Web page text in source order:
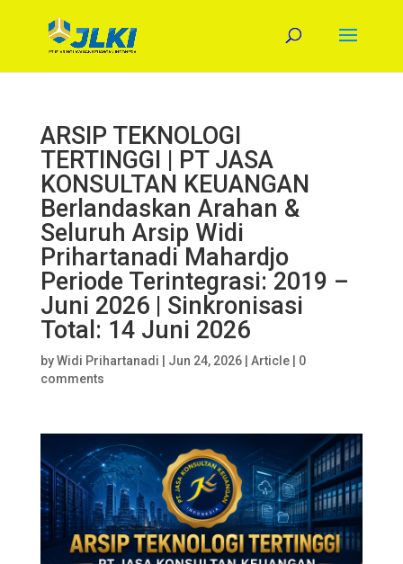
ARSIP TEKNOLOGI
TERTINGGI | PT JASA
KONSULTAN KEUANGAN
Berlandaskan Arahan &
Seluruh Arsip Widi
Prihartanadi Mahardjo
Periode Terintegrasi: 2019 –
Juni 2026 | Sinkronisasi
Total: 14 Juni 2026
byWidi Prihartanadi Jun 24, 2026| Article| 0
comments